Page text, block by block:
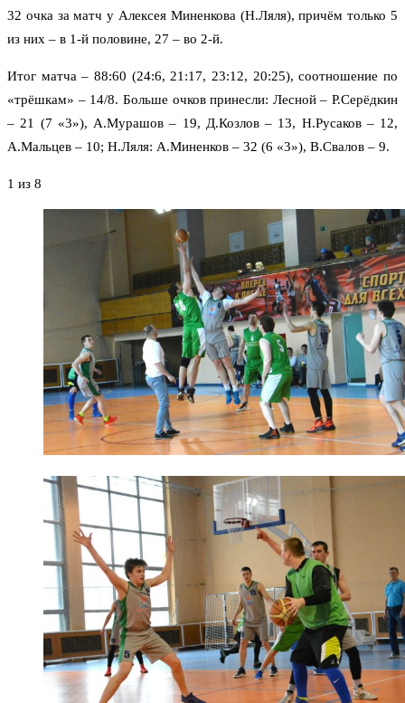
32 очка за матч у Алексея Миненкова (Н.Ляля), причём только 5
из них – в 1-й половине, 27 – во 2-й.
Итог матча – 88:60 (24:6, 21:17, 23:12, 20:25), соотношение по
«трёшкам» – 14/8. Больше очков принесли: Лесной – Р.Серёдкин
– 21 (7 «3»), А.Мурашов – 19, Д.Козлов – 13, Н.Русаков – 12,
А.Мальцев – 10; Н.Ляля: А.Миненков – 32 (6 «3»), В.Свалов – 9.
1 из 8